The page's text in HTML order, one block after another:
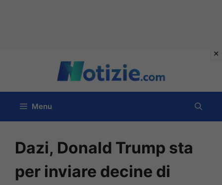
contenuto
Menu
Dazi, Donald Trump sta
per inviare decine di